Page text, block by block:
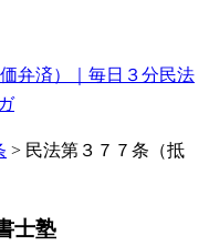
弁済）｜毎日３分民法
> 民法第３７７条（抵
士塾